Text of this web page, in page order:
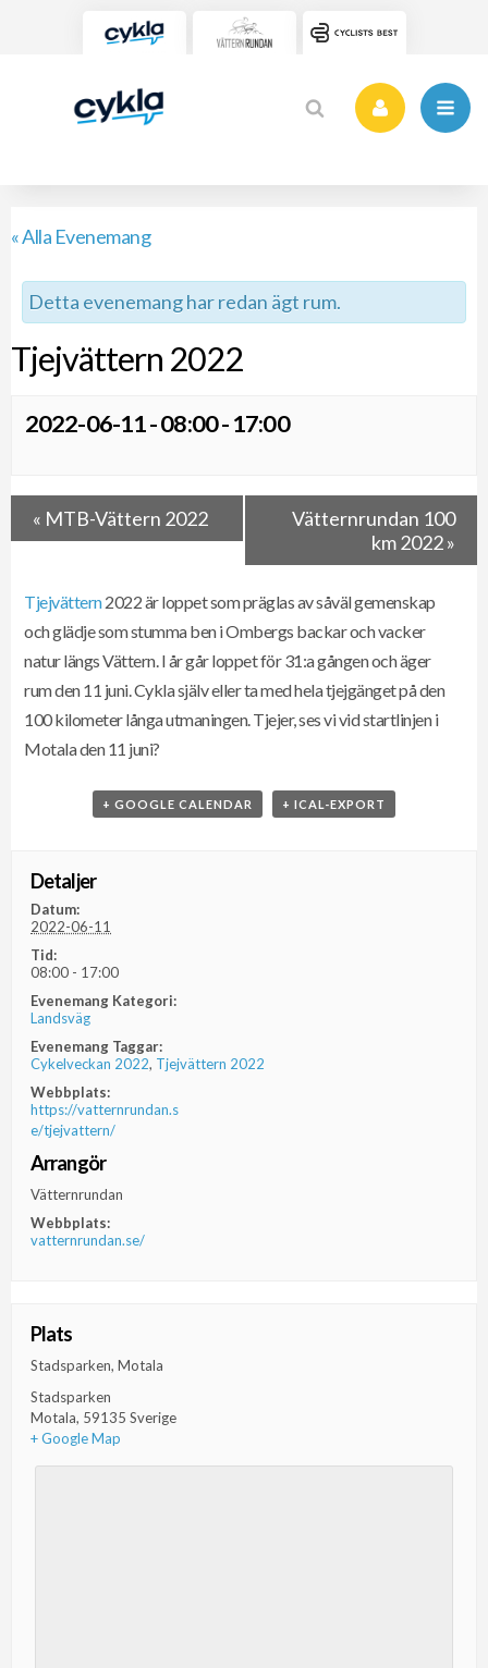
« Alla Evenemang
Detta evenemang har redan ägt rum.
Tjejvättern 2022
2022-06-11 - 08:00-17:00
« MTB-Vättern 2022
Vätternrundan 100
km 2022»
Tjejvättern2022 är loppet som präglas av såväl gemenskap
och glädje som stumma ben i Ombergs backar och vacker
natur längs Vättern. I år går loppet för 31:a gången och äger
rum den 11 juni. Cykla själv eller ta med hela tjejgänget på den
100 kilometer långa utmaningen. Tjejer, ses vi vid startlinjen i
Motala den 11 juni?
+ GOOGLE CALENDAR + ICAL-EXPORT
Detaljer
Datum:
2022-06-11
Tid:
08:00 - 17:00
Evenemang Kategori:
Landsväg
Evenemang Taggar:
Cykelveckan 2022, Tjejvättern 2022
Webbplats:
https://vatternrundan.s
e/tjejvattern/
Arrangör
Vätternrundan
Webbplats:
vatternrundan.se/
Plats
Stadsparken, Motala
Stadsparken
Motala, 59135 Sverige
+ Google Map